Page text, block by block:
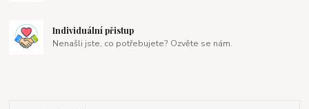
Individuální přistup
Nenašli jste, co potřebujete? Ozvěte se nám.